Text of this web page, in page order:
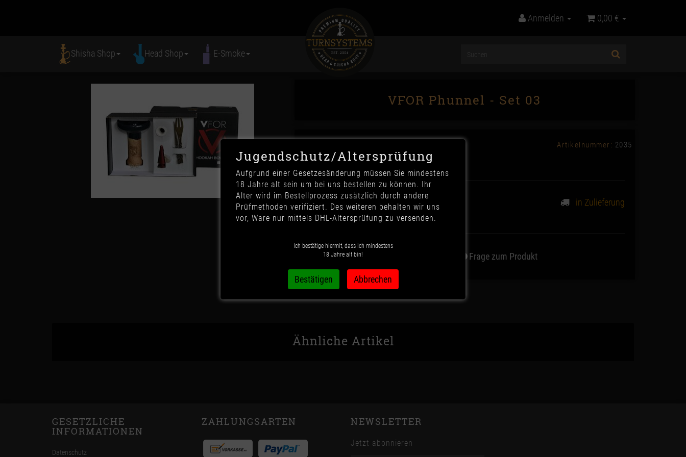
Anmelden 0,00 €
Shisha Shop Head Shop E-Smoke
VFOR Phunnel - Set 03
Artikelnummer: 2035
34,90 € *
in Zulieferung
Wunschzettel Frage zum Produkt
Ähnliche Artikel
GESETZLICHE
INFORMATIONEN
Datenschutz
ZAHLUNGSARTEN NEWSLETTER
Jetzt abonnieren
Jugendschutz/Altersprüfung
Aufgrund einer Gesetzesänderung müssen Sie mindestens
18 Jahre alt sein um bei uns bestellen zu können. Ihr
Alter wird im Bestellprozess zusätzlich durch andere
Prüfmethoden verifiziert. Des weiteren behalten wir uns
vor, Ware nur mittels DHL-Altersprüfung zu versenden.
Ich bestätige hiermit, dass ich mindestens
18 Jahre alt bin!